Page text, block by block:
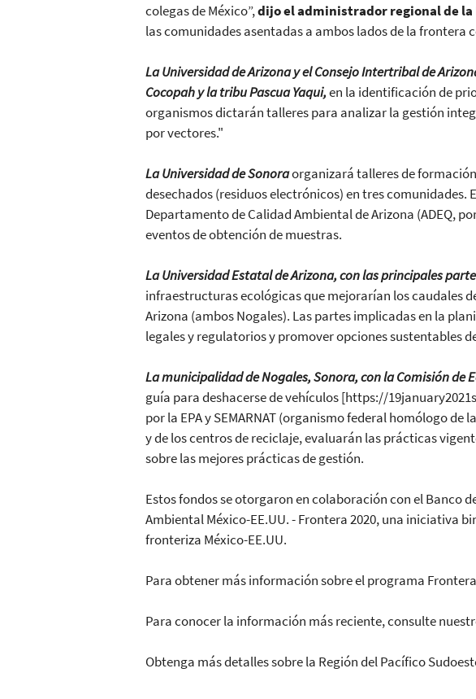
colegas de México”,dijo el administrador regional de la
las comunidades asentadas a ambos lados de la frontera
La Universidad de Arizona y el Consejo Intertribal de
Cocopah y la tribu Pascua Yaqui,en la identificación de
organismos dictarán talleres para analizar la gestión
por vectores."
La Universidad de Sonoraorganizará talleres de
desechados (residuos electrónicos) en tres comunidades.
Departamento de Calidad Ambiental de Arizona (ADEQ,
eventos de obtención de muestras.
La Universidad Estatal de Arizona, con las principales
infraestructuras ecológicas que mejorarían los caudales
Arizona (ambos Nogales). Las partes implicadas en la
legales y regulatorios y promover opciones sustentables
La municipalidad de Nogales, Sonora, con la Comisión de
guía para deshacerse de vehículos [https://
por la EPA y SEMARNAT (organismo federal homólogo
y de los centros de reciclaje, evaluarán las prácticas
sobre las mejores prácticas de gestión.
Estos fondos se otorgaron en colaboración con el Banco
Ambiental México-EE.UU. - Frontera 2020, una iniciativa
fronteriza México-EE.UU.
Para obtener más información sobre el programa
Para conocer la información más reciente, consulte
Obtenga más detalles sobre la Región del Pacífico